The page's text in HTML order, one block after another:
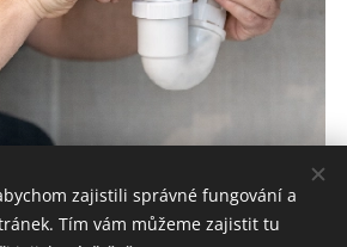
zajistili správné fungování a
Tím vám můžeme zajistit tu